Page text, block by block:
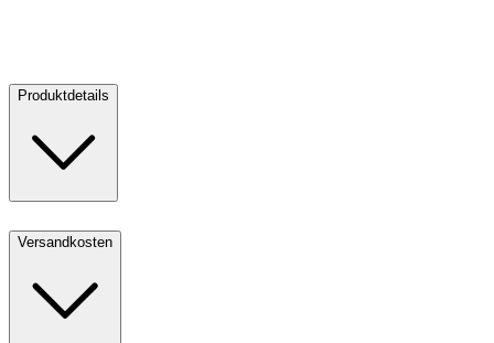
Produktdetails
Versandkosten